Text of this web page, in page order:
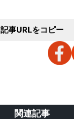
記事URLをコピー
関連記事